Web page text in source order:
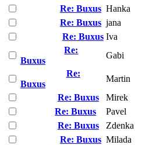
Re: Buxus Hanka
Re: Buxus jana
Re: Buxus Iva
Re:
Buxus
Gabi
Re:
Buxus
Martin
Re: Buxus
Mirek
Re: Buxus
Pavel
Re: Buxus
Zdenka
Re: Buxus Milada